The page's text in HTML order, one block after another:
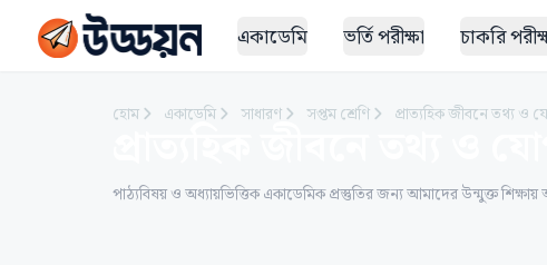
একাডেমি ভর্তি পরীক্ষা চাকরি
হোম একাডেমি সাধারণ সপ্তম শ্রেণি প্রাত্যহিক জীবনে তথ্য ও
পাঠ্যবিষয় ও অধ্যায়ভিত্তিক একাডেমিক প্রস্তুতির জন্য আমাদের উন্মুক্ত